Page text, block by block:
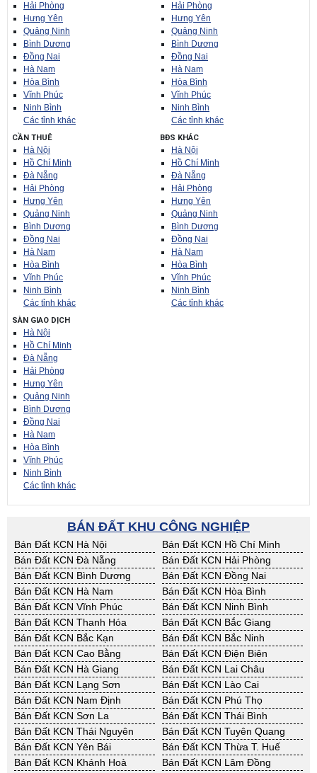
Hải Phòng
Hưng Yên
Quảng Ninh
Bình Dương
Đồng Nai
Hà Nam
Hòa Bình
Vĩnh Phúc
Ninh Bình
Các tỉnh khác
Hải Phòng
Hưng Yên
Quảng Ninh
Bình Dương
Đồng Nai
Hà Nam
Hòa Bình
Vĩnh Phúc
Ninh Bình
Các tỉnh khác
CẦN THUÊ
Hà Nội
Hồ Chí Minh
Đà Nẵng
Hải Phòng
Hưng Yên
Quảng Ninh
Bình Dương
Đồng Nai
Hà Nam
Hòa Bình
Vĩnh Phúc
Ninh Bình
Các tỉnh khác
BĐS KHÁC
Hà Nội
Hồ Chí Minh
Đà Nẵng
Hải Phòng
Hưng Yên
Quảng Ninh
Bình Dương
Đồng Nai
Hà Nam
Hòa Bình
Vĩnh Phúc
Ninh Bình
Các tỉnh khác
SÀN GIAO DỊCH
Hà Nội
Hồ Chí Minh
Đà Nẵng
Hải Phòng
Hưng Yên
Quảng Ninh
Bình Dương
Đồng Nai
Hà Nam
Hòa Bình
Vĩnh Phúc
Ninh Bình
Các tỉnh khác
BÁN ĐẤT KHU CÔNG NGHIỆP
Bán Đất KCN Hà Nội
Bán Đất KCN Hồ Chí Minh
Bán Đất KCN Đà Nẵng
Bán Đất KCN Hải Phòng
Bán Đất KCN Bình Dương
Bán Đất KCN Đồng Nai
Bán Đất KCN Hà Nam
Bán Đất KCN Hòa Bình
Bán Đất KCN Vĩnh Phúc
Bán Đất KCN Ninh Bình
Bán Đất KCN Thanh Hóa
Bán Đất KCN Bắc Giang
Bán Đất KCN Bắc Kạn
Bán Đất KCN Bắc Ninh
Bán Đất KCN Cao Bằng
Bán Đất KCN Điện Biên
Bán Đất KCN Hà Giang
Bán Đất KCN Lai Châu
Bán Đất KCN Lạng Sơn
Bán Đất KCN Lào Cai
Bán Đất KCN Nam Định
Bán Đất KCN Phú Thọ
Bán Đất KCN Sơn La
Bán Đất KCN Thái Bình
Bán Đất KCN Thái Nguyên
Bán Đất KCN Tuyên Quang
Bán Đất KCN Yên Bái
Bán Đất KCN Thừa T. Huế
Bán Đất KCN Khánh Hoà
Bán Đất KCN Lâm Đồng